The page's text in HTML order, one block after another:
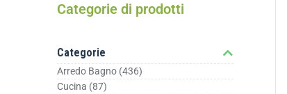
Categorie di prodotti
Categorie
Arredo Bagno (436)
Cucina (87)